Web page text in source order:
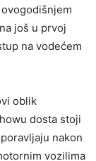
još u prvoj
na vodećem
oblik
dosta stoji
nakon
vozilima